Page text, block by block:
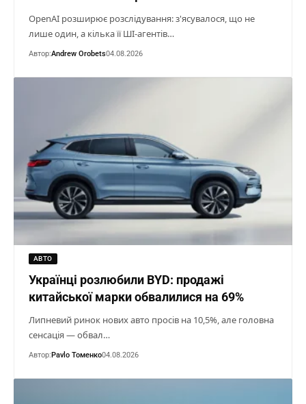
OpenAI розширює розслідування: з'ясувалося, що не
лише один, а кілька її ШІ-агентів…
Автор:Andrew Orobets04.08.2026
АВТО
Українці розлюбили BYD: продажі
китайської марки обвалилися на 69%
Липневий ринок нових авто просів на 10,5%, але головна
сенсація — обвал…
Автор:Pavlo Томенко04.08.2026